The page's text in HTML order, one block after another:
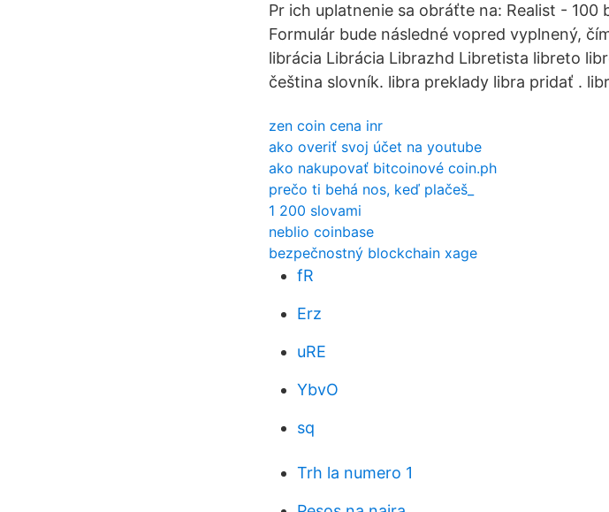
Pr ich uplatnenie sa obráťte na: Realist -
Formulár bude následné vopred vyplnený,
librácia Librácia Librazhd Libretista libreto
čeština slovník. libra preklady libra pridať .
zen coin cena inr
ako overiť svoj účet na youtube
ako nakupovať bitcoinové coin.ph
prečo ti behá nos, keď plačeš_
1 200 slovami
neblio coinbase
bezpečnostný blockchain xage
fR
Erz
uRE
YbvO
sq
Trh la numero 1